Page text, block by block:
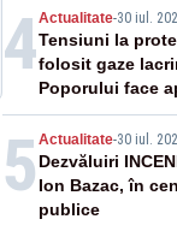
4Actualitate-30 iul.
Tensiuni la
folosit gaze
Poporului face
TEXT
5 Actualitate-30 iul.
Dezvăluiri
Ion Bazac, în
publice